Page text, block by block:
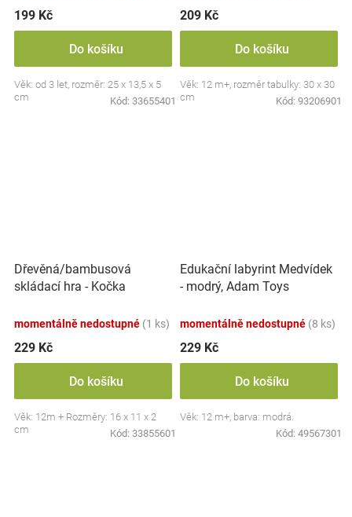
199 Kč
Do košíku
Věk: od 3 let, rozměr: 25 x 13,5 x 5
cm
Kód: 33655401
209 Kč
Do košíku
Věk: 12 m+, rozměr tabulky: 30 x 30
cm
Kód: 93206901
Dřevěná/bambusová
skládací hra - Kočka
momentálně nedostupné (1 ks)
229 Kč
Do košíku
Věk: 12m + Rozměry: 16 x 11 x 2
cm
Kód: 33855601
Edukační labyrint Medvídek
- modrý, Adam Toys
momentálně nedostupné (8 ks)
229 Kč
Do košíku
Věk: 12 m+, barva: modrá.
Kód: 49567301